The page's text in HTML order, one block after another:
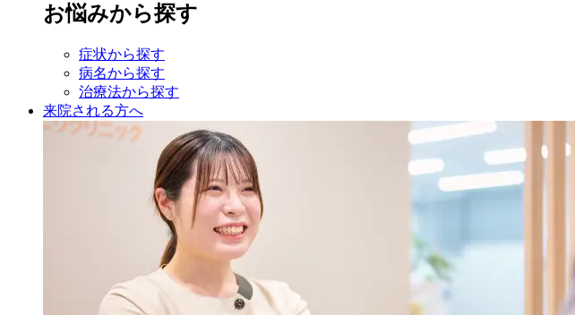
お悩みから探す
症状から探す
病名から探す
治療法から探す
来院される方へ